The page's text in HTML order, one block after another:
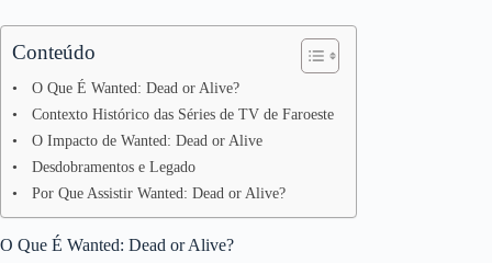
Conteúdo
O Que É Wanted: Dead or Alive?
Contexto Histórico das Séries de TV de Faroeste
O Impacto de Wanted: Dead or Alive
Desdobramentos e Legado
Por Que Assistir Wanted: Dead or Alive?
O Que É Wanted: Dead or Alive?